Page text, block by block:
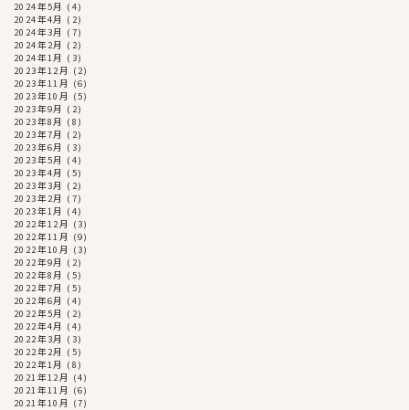
2024年5月 (4)
2024年4月 (2)
2024年3月 (7)
2024年2月 (2)
2024年1月 (3)
2023年12月 (2)
2023年11月 (6)
2023年10月 (5)
2023年9月 (2)
2023年8月 (8)
2023年7月 (2)
2023年6月 (3)
2023年5月 (4)
2023年4月 (5)
2023年3月 (2)
2023年2月 (7)
2023年1月 (4)
2022年12月 (3)
2022年11月 (9)
2022年10月 (3)
2022年9月 (2)
2022年8月 (5)
2022年7月 (5)
2022年6月 (4)
2022年5月 (2)
2022年4月 (4)
2022年3月 (3)
2022年2月 (5)
2022年1月 (8)
2021年12月 (4)
2021年11月 (6)
2021年10月 (7)